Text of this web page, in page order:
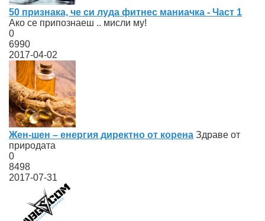
50 признака, че си луда фитнес маниачка - Част 1
Ако се припознаеш .. мисли му!
0
6990
2017-04-02
Жен-шен – енергия директно от корена Здраве от
природата
0
8498
2017-07-31